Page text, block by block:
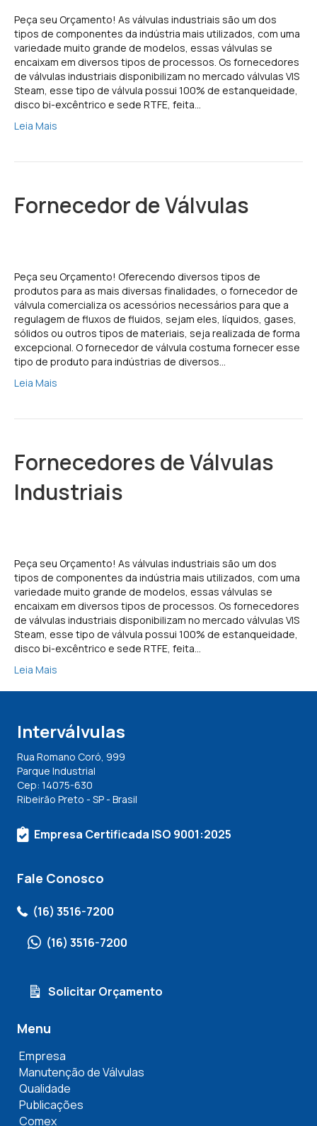
Peça seu Orçamento! As válvulas industriais são um dos
tipos de componentes da indústria mais utilizados, com uma
variedade muito grande de modelos, essas válvulas se
encaixam em diversos tipos de processos. Os fornecedores
de válvulas industriais disponibilizam no mercado válvulas VIS
Steam, esse tipo de válvula possui 100% de estanqueidade,
disco bi-excêntrico e sede RTFE, feita…
Leia Mais
Fornecedor de Válvulas
Peça seu Orçamento! Oferecendo diversos tipos de
produtos para as mais diversas finalidades, o fornecedor de
válvula comercializa os acessórios necessários para que a
regulagem de fluxos de fluidos, sejam eles, líquidos, gases,
sólidos ou outros tipos de materiais, seja realizada de forma
excepcional. O fornecedor de válvula costuma fornecer esse
tipo de produto para indústrias de diversos…
Leia Mais
Fornecedores de Válvulas
Industriais
Peça seu Orçamento! As válvulas industriais são um dos
tipos de componentes da indústria mais utilizados, com uma
variedade muito grande de modelos, essas válvulas se
encaixam em diversos tipos de processos. Os fornecedores
de válvulas industriais disponibilizam no mercado válvulas VIS
Steam, esse tipo de válvula possui 100% de estanqueidade,
disco bi-excêntrico e sede RTFE, feita…
Leia Mais
Interválvulas
Rua Romano Coró, 999
Parque Industrial
Cep: 14075-630
Ribeirão Preto - SP - Brasil
Empresa Certificada ISO 9001:2025
Fale Conosco
(16) 3516-7200
(16) 3516-7200
Solicitar Orçamento
Menu
Empresa
Manutenção de Válvulas
Qualidade
Publicações
Comex